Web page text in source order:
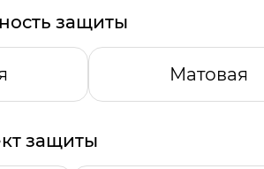
защиты
Матовая
защиты